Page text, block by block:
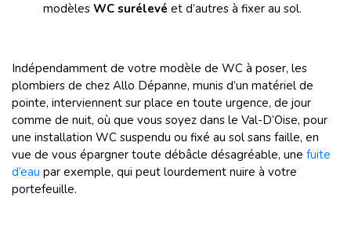
modèles WC surélevé et d’autres à fixer au sol.
Indépendamment de votre modèle de WC à poser, les
plombiers de chez Allo Dépanne, munis d’un matériel de
pointe, interviennent sur place en toute urgence, de jour
comme de nuit, où que vous soyez dans le Val-D’Oise, pour
une installation WC suspendu ou fixé au sol sans faille, en
vue de vous épargner toute débâcle désagréable, une fuite
d’eau par exemple, qui peut lourdement nuire à votre
portefeuille.